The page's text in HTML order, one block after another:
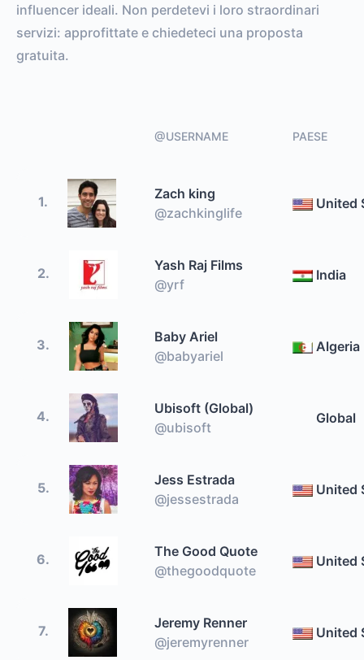
influencer ideali. Non perdetevi i loro straordinari
servizi: approfittate e chiedeteci una proposta
gratuita.
@USERNAME PAESE
1.
Zach king
@zachkinglife
United
2.
Yash Raj Films
@yrf
India
3.
Baby Ariel
@babyariel
Algeria
4.
Ubisoft (Global)
@ubisoft
Global
5.
Jess Estrada
@jessestrada
United
6.
The Good Quote
@thegoodquote
United
7.
Jeremy Renner
@jeremyrenner
United